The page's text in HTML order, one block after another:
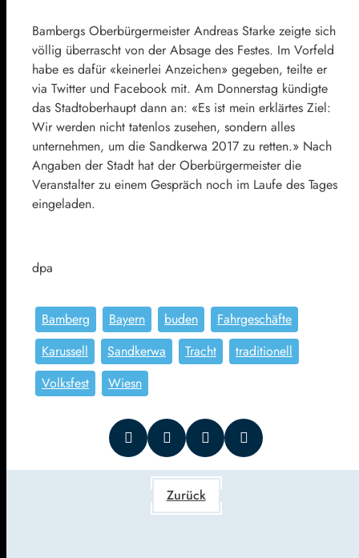
Bambergs Oberbürgermeister Andreas Starke zeigte sich
völlig überrascht von der Absage des Festes. Im Vorfeld
habe es dafür «keinerlei Anzeichen» gegeben, teilte er
via Twitter und Facebook mit. Am Donnerstag kündigte
das Stadtoberhaupt dann an: «Es ist mein erklärtes Ziel:
Wir werden nicht tatenlos zusehen, sondern alles
unternehmen, um die Sandkerwa 2017 zu retten.» Nach
Angaben der Stadt hat der Oberbürgermeister die
Veranstalter zu einem Gespräch noch im Laufe des Tages
eingeladen.
dpa
Bamberg Bayern buden
Fahrgeschäfte
Karussell
Sandkerwa Tracht
traditionell
Volksfest
Wiesn
Zurück